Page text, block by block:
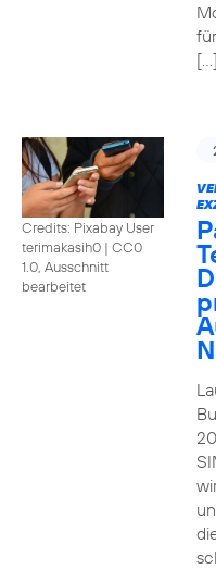
[…]
Credits: Pixabay User
terimakasih0 | CC0
1.0, Ausschnitt
bearbeitet